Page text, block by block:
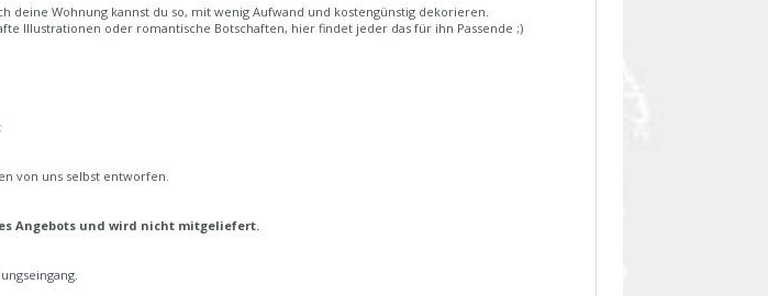
deine Wohnung kannst du so, mit wenig Aufwand und kostengünstig dekorieren.
Illustrationen oder romantische Botschaften, hier findet jeder das für ihn Passende ;)
von uns selbst entworfen.
Angebots und wird nicht mitgeliefert.